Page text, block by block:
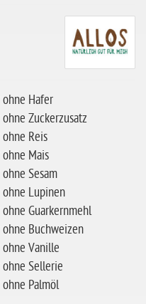
ohne Hafer
ohne Zuckerzusatz
ohne Reis
ohne Mais
ohne Sesam
ohne Lupinen
ohne Guarkernmehl
ohne Buchweizen
ohne Vanille
ohne Sellerie
ohne Palmöl